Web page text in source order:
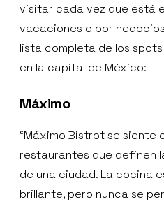
visitar cada vez que está
vacaciones o por
lista completa de los
en la capital de México:
Máximo
“Máximo Bistrot se siente
restaurantes que definen
de una ciudad. La cocina
brillante, pero nunca se